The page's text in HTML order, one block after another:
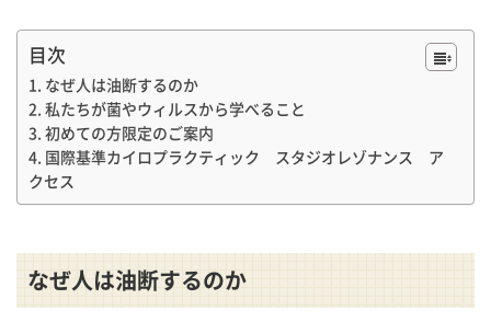
目次
なぜ人は油断するのか
私たちが菌やウィルスから学べること
初めての方限定のご案内
国際基準カイロプラクティック スタジオレゾナンス ア
クセス
なぜ人は油断するのか